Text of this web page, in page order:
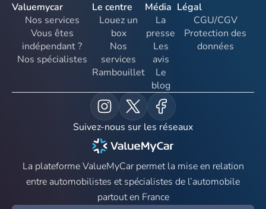
Valuemycar
Nos services
Vous êtes
indépendant ?
Nos spécialistes
Le centre
Louez un
box
Nos
services
Rambouillet
Média
La
presse
Les
avis
Le
blog
Légal
CGU/CGV
Protection des
données
Suivez-nous sur les réseaux
La plateforme ValueMyCar permet la mise en relation
entre automobilistes et spécialistes de l’automobile
partout en France